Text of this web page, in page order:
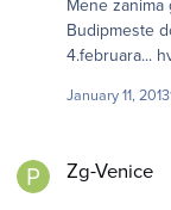
Mene
Budipmeste
4.februara...
January 11, 2013
Zg-Venice